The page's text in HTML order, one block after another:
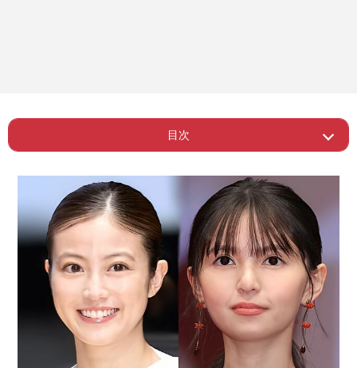
目次
Page 1 ー チラ見せ下着のお値段は約16万円